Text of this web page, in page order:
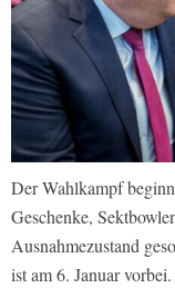
Der Wahlkampf
Geschenke,
Ausnahmezustand
ist am 6. Januar